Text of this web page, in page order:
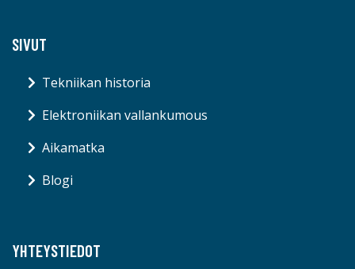
SIVUT
Tekniikan historia
Elektroniikan vallankumous
Aikamatka
Blogi
YHTEYSTIEDOT